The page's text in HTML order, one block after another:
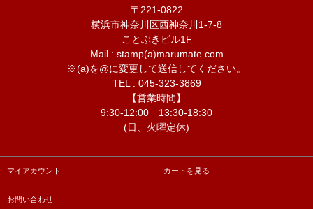
〒221-0822
横浜市神奈川区西神奈川1-7-8
ことぶきビル1F
Mail : stamp(a)marumate.com
※(a)を@に変更して送信してください。
TEL : 045-323-3869
【営業時間】
9:30-12:00 13:30-18:30
(日、火曜定休)
マイアカウント カートを見る
お問い合わせ